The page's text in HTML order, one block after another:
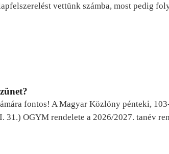
vettünk számba, most pedig
fontos! A Magyar Közlöny pénteki,
31.) OGYM rendelete a 2026/2027. tanév